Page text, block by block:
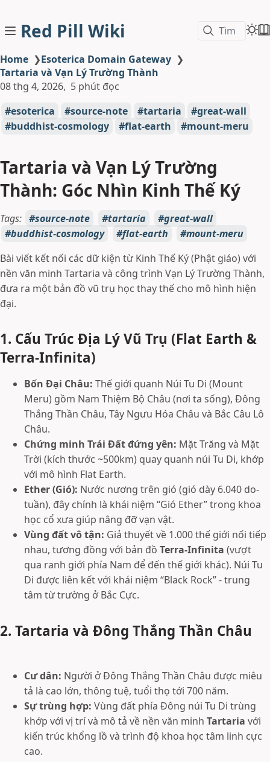
Red Pill Wiki Tìm
Home ❯Esoterica Domain Gateway ❯
Tartaria và Vạn Lý Trường Thành
08 thg 4, 2026 5 phút đọc
esoterica
source-note tartaria
great-wall
buddhist-cosmology
flat-earth mount-meru
Tartaria và Vạn Lý Trường
Thành: Góc Nhìn Kinh Thế Ký
Tags: source-note tartaria
great-wall
buddhist-cosmology
flat-earth
mount-meru
Bài viết kết nối các dữ kiện từ Kinh Thế Ký (Phật giáo) với
nền văn minh Tartaria và công trình Vạn Lý Trường Thành,
đưa ra một bản đồ vũ trụ học thay thế cho mô hình hiện
đại.
1. Cấu Trúc Địa Lý Vũ Trụ (Flat Earth &
Terra-Infinita)
Bốn Đại Châu: Thế giới quanh Núi Tu Di (Mount
Meru) gồm Nam Thiệm Bộ Châu (nơi ta sống), Đông
Thắng Thần Châu, Tây Ngưu Hóa Châu và Bắc Câu Lô
Châu.
Chứng minh Trái Đất đứng yên: Mặt Trăng và Mặt
Trời (kích thước ~500km) quay quanh núi Tu Di, khớp
với mô hình Flat Earth.
Ether (Gió): Nước nương trên gió (gió dày 6.040 do-
tuần), đây chính là khái niệm “Gió Ether” trong khoa
học cổ xưa giúp nâng đỡ vạn vật.
Vùng đất vô tận: Giả thuyết về 1.000 thế giới nối tiếp
nhau, tương đồng với bản đồ Terra-Infinita (vượt
qua ranh giới phía Nam để đến thế giới khác). Núi Tu
Di được liên kết với khái niệm “Black Rock” - trung
tâm từ trường ở Bắc Cực.
2. Tartaria và Đông Thắng Thần Châu
Cư dân: Người ở Đông Thắng Thần Châu được miêu
tả là cao lớn, thông tuệ, tuổi thọ tới 700 năm.
Sự trùng hợp: Vùng đất phía Đông núi Tu Di trùng
khớp với vị trí và mô tả về nền văn minh Tartaria với
kiến trúc khổng lồ và trình độ khoa học tâm linh cực
cao.